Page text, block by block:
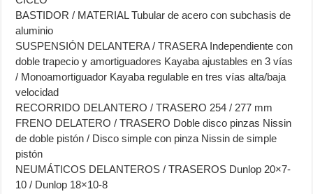
BASTIDOR / MATERIAL Tubular de acero con subchasis de
aluminio
SUSPENSIÓN DELANTERA / TRASERA Independiente con
doble trapecio y amortiguadores Kayaba ajustables en 3 vías
/ Monoamortiguador Kayaba regulable en tres vías alta/baja
velocidad
RECORRIDO DELANTERO / TRASERO 254 / 277 mm
FRENO DELATERO / TRASERO Doble disco pinzas Nissin
de doble pistón / Disco simple con pinza Nissin de simple
pistón
NEUMÁTICOS DELANTEROS / TRASEROS Dunlop 20×7-
10 / Dunlop 18×10-8